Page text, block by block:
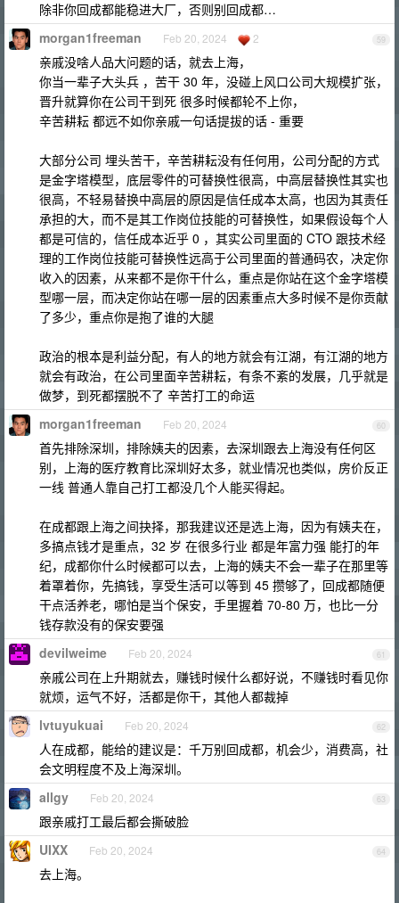
除非你回成都能稳进大厂，否则别回成都…
59
morgan1freeman Feb 20, 2024 2
亲戚没啥人品大问题的话，就去上海，
你当一辈子大头兵 ，苦干 30 年，没碰上风口公司大规模扩张，
晋升就算你在公司干到死 很多时候都轮不上你，
辛苦耕耘 都远不如你亲戚一句话提拔的话 - 重要
大部分公司 埋头苦干，辛苦耕耘没有任何用，公司分配的方式
是金字塔模型，底层零件的可替换性很高，中高层替换性其实也
很高，不轻易替换中高层的原因是信任成本太高，也因为其责任
承担的大，而不是其工作岗位技能的可替换性，如果假设每个人
都是可信的，信任成本近乎 0 ，其实公司里面的 CTO 跟技术经
理的工作岗位技能可替换性远高于公司里面的普通码农，决定你
收入的因素，从来都不是你干什么，重点是你站在这个金字塔模
型哪一层，而决定你站在哪一层的因素重点大多时候不是你贡献
了多少，重点你是抱了谁的大腿
政治的根本是利益分配，有人的地方就会有江湖，有江湖的地方
就会有政治，在公司里面辛苦耕耘，有条不紊的发展，几乎就是
做梦，到死都摆脱不了 辛苦打工的命运
60
morgan1freeman Feb 20, 2024
首先排除深圳，排除姨夫的因素，去深圳跟去上海没有任何区
别，上海的医疗教育比深圳好太多，就业情况也类似，房价反正
一线 普通人靠自己打工都没几个人能买得起。
在成都跟上海之间抉择，那我建议还是选上海，因为有姨夫在，
多搞点钱才是重点，32 岁 在很多行业 都是年富力强 能打的年
纪，成都你什么时候都可以去，上海的姨夫不会一辈子在那里等
着罩着你，先搞钱，享受生活可以等到 45 攒够了，回成都随便
干点活养老，哪怕是当个保安，手里握着 70-80 万，也比一分
钱存款没有的保安要强
61
devilweime Feb 20, 2024
亲戚公司在上升期就去，赚钱时候什么都好说，不赚钱时看见你
就烦，运气不好，活都是你干，其他人都裁掉
62
lvtuyukuai Feb 20, 2024
人在成都，能给的建议是：千万别回成都，机会少，消费高，社
会文明程度不及上海深圳。
63
allgy Feb 20, 2024
跟亲戚打工最后都会撕破脸
64
UIXX Feb 20, 2024
去上海。